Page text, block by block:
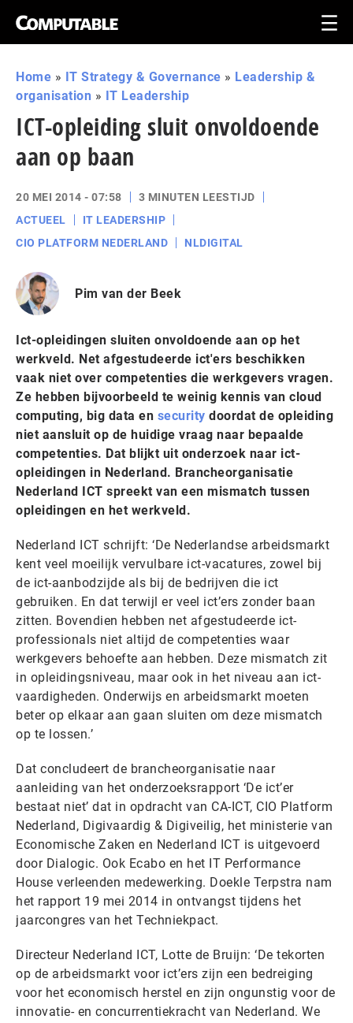
Home » IT Strategy & Governance » Leadership &
organisation » IT Leadership
ICT-opleiding sluit onvoldoende
aan op baan
20 MEI 2014 - 07:58
3 MINUTEN LEESTIJD
ACTUEEL
IT LEADERSHIP
CIO PLATFORM NEDERLAND
NLDIGITAL
Pim van der Beek
Ict-opleidingen sluiten onvoldoende aan op het
werkveld. Net afgestudeerde ict'ers beschikken
vaak niet over competenties die werkgevers vragen.
Ze hebben bijvoorbeeld te weinig kennis van cloud
computing, big data en security doordat de opleiding
niet aansluit op de huidige vraag naar bepaalde
competenties. Dat blijkt uit onderzoek naar ict-
opleidingen in Nederland. Brancheorganisatie
Nederland ICT spreekt van een mismatch tussen
opleidingen en het werkveld.
Nederland ICT schrijft: ‘De Nederlandse arbeidsmarkt
kent veel moeilijk vervulbare ict-vacatures, zowel bij
de ict-aanbodzijde als bij de bedrijven die ict
gebruiken. En dat terwijl er veel ict’ers zonder baan
zitten. Bovendien hebben net afgestudeerde ict-
professionals niet altijd de competenties waar
werkgevers behoefte aan hebben. Deze mismatch zit
in opleidingsniveau, maar ook in het niveau aan ict-
vaardigheden. Onderwijs en arbeidsmarkt moeten
beter op elkaar aan gaan sluiten om deze mismatch
op te lossen.’
Dat concludeert de brancheorganisatie naar
aanleiding van het onderzoeksrapport ‘De ict’er
bestaat niet’ dat in opdracht van CA-ICT, CIO Platform
Nederland, Digivaardig & Digiveilig, het ministerie van
Economische Zaken en Nederland ICT is uitgevoerd
door Dialogic. Ook Ecabo en het IT Performance
House verleenden medewerking. Doekle Terpstra nam
het rapport 19 mei 2014 in ontvangst tijdens het
jaarcongres van het Techniekpact.
Directeur Nederland ICT, Lotte de Bruijn: ‘De tekorten
op de arbeidsmarkt voor ict’ers zijn een bedreiging
voor het economisch herstel en zijn ongunstig voor de
innovatie- en concurrentiekracht van Nederland. We